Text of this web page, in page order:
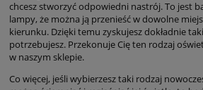
chcesz stworzyć odpowiedni nastrój. To jest
lampy, że można ją przenieść w dowolne
kierunku. Dzięki temu zyskujesz dokładnie
potrzebujesz. Przekonuje Cię ten rodzaj
w naszym sklepie.
Co więcej, jeśli wybierzesz taki rodzaj